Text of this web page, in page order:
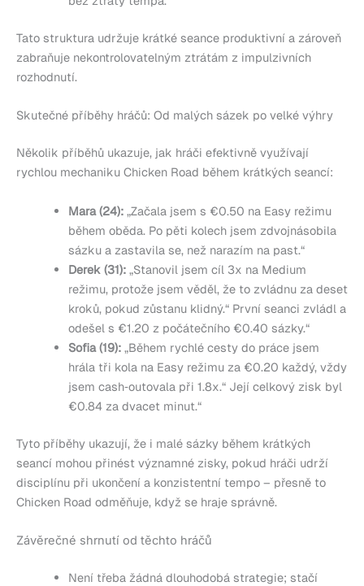
Tato struktura udržuje krátké seance produktivní a zároveň
zabraňuje nekontrolovatelným ztrátám z impulzivních
rozhodnutí.
Skutečné příběhy hráčů: Od malých sázek po velké výhry
Několik příběhů ukazuje, jak hráči efektivně využívají
rychlou mechaniku Chicken Road během krátkých seancí:
Mara (24):„Začala jsem s €0.50 na Easy režimu
během oběda. Po pěti kolech jsem zdvojnásobila
sázku a zastavila se, než narazím na past.“
Derek (31):„Stanovil jsem cíl 3x na Medium
režimu, protože jsem věděl, že to zvládnu za deset
kroků, pokud zůstanu klidný.“ První seanci zvládl a
odešel s €1.20 z počátečního €0.40 sázky.“
Sofia (19):„Během rychlé cesty do práce jsem
hrála tři kola na Easy režimu za €0.20 každý, vždy
jsem cash‑outovala při 1.8x.“ Její celkový zisk byl
€0.84 za dvacet minut.“
Tyto příběhy ukazují, že i malé sázky během krátkých
seancí mohou přinést významné zisky, pokud hráči udrží
disciplínu při ukončení a konzistentní tempo – přesně to
Chicken Road odměňuje, když se hraje správně.
Závěrečné shrnutí od těchto hráčů
Není třeba žádná dlouhodobá strategie; stačí